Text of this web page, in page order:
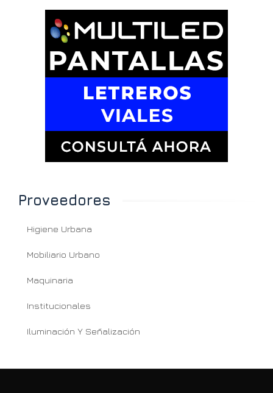
Proveedores
Higiene Urbana
Mobiliario Urbano
Maquinaria
Institucionales
Iluminación Y Señalización